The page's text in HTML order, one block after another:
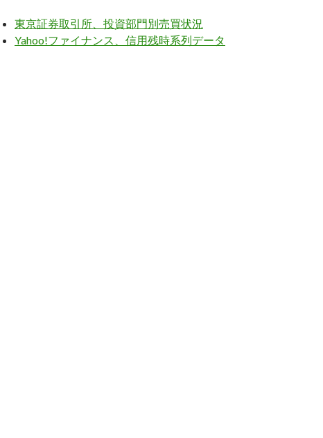
東京証券取引所、投資部門別売買状況
Yahoo!ファイナンス、信用残時系列データ